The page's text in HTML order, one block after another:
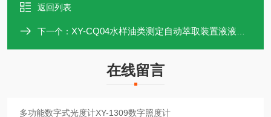
返回列表
下一个： XY-CQ04水样油类测定自动萃取装置液液萃取仪
在线留言